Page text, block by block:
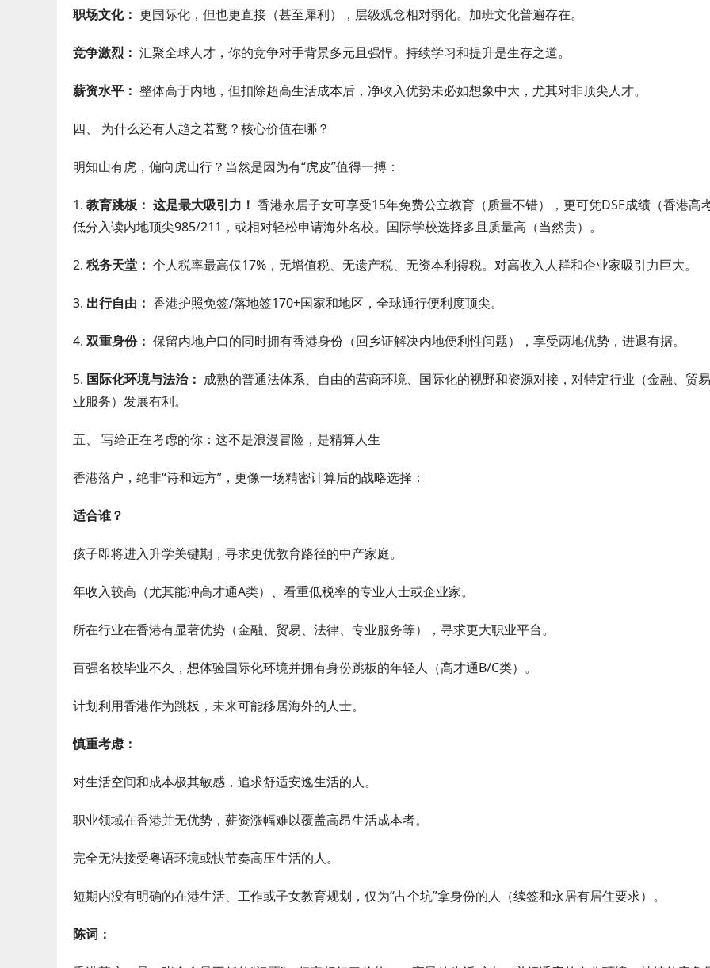
职场文化： 更国际化，但也更直接（甚至犀利），层级观念相对弱化。加班文化普遍存在。
竞争激烈： 汇聚全球人才，你的竞争对手背景多元且强悍。持续学习和提升是生存之道。
薪资水平： 整体高于内地，但扣除超高生活成本后，净收入优势未必如想象中大，尤其对非顶尖人才。
四、 为什么还有人趋之若鹜？核心价值在哪？
明知山有虎，偏向虎山行？当然是因为有“虎皮”值得一搏：
1. 教育跳板： 这是最大吸引力！ 香港永居子女可享受15年免费公立教育（质量不错），更可凭DSE成绩（香港高
低分入读内地顶尖985/211，或相对轻松申请海外名校。国际学校选择多且质量高（当然贵）。
2. 税务天堂： 个人税率最高仅17%，无增值税、无遗产税、无资本利得税。对高收入人群和企业家吸引力巨大。
3. 出行自由： 香港护照免签/落地签170+国家和地区，全球通行便利度顶尖。
4. 双重身份： 保留内地户口的同时拥有香港身份（回乡证解决内地便利性问题），享受两地优势，进退有据。
5. 国际化环境与法治： 成熟的普通法体系、自由的营商环境、国际化的视野和资源对接，对特定行业（金融、贸
业服务）发展有利。
五、 写给正在考虑的你：这不是浪漫冒险，是精算人生
香港落户，绝非“诗和远方”，更像一场精密计算后的战略选择：
适合谁？
孩子即将进入升学关键期，寻求更优教育路径的中产家庭。
年收入较高（尤其能冲高才通A类）、看重低税率的专业人士或企业家。
所在行业在香港有显著优势（金融、贸易、法律、专业服务等），寻求更大职业平台。
百强名校毕业不久，想体验国际化环境并拥有身份跳板的年轻人（高才通B/C类）。
计划利用香港作为跳板，未来可能移居海外的人士。
慎重考虑：
对生活空间和成本极其敏感，追求舒适安逸生活的人。
职业领域在香港并无优势，薪资涨幅难以覆盖高昂生活成本者。
完全无法接受粤语环境或快节奏高压生活的人。
短期内没有明确的在港生活、工作或子女教育规划，仅为“占个坑”拿身份的人（续签和永居有居住要求）。
陈词：